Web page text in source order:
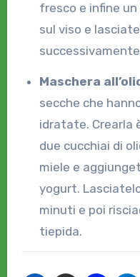
fresco e infine
sul viso e
Maschera
secche che
idratate. Crearla
due cucchiai di
miele e
yogurt.
minuti e poi
tiepida.